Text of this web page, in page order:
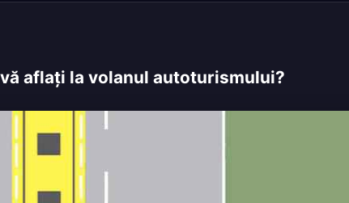
aflaţi la volanul autoturismului?